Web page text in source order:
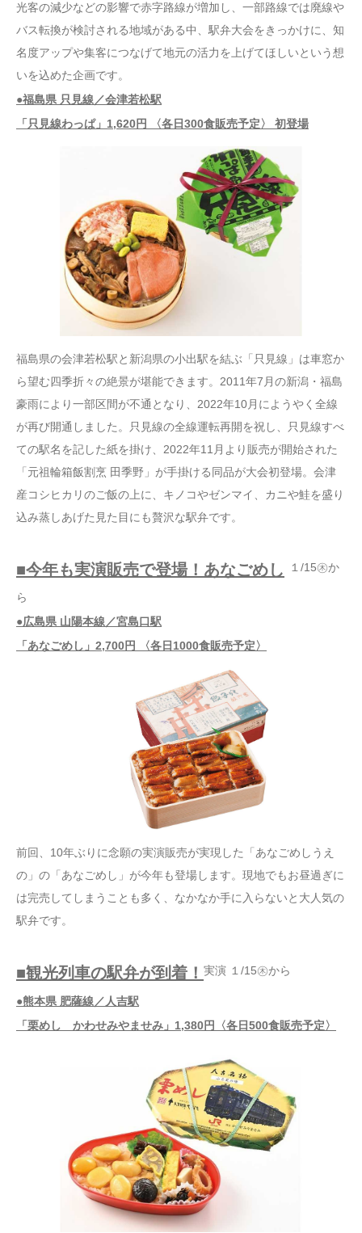
光客の減少などの影響で赤字路線が増加し、一部路線では廃線や
バス転換が検討される地域がある中、駅弁大会をきっかけに、知
名度アップや集客につなげて地元の活力を上げてほしいという想
いを込めた企画です。
●福島県 只見線／会津若松駅
「只見線わっぱ」1,620円 〈各日300食販売予定〉 初登場
福島県の会津若松駅と新潟県の小出駅を結ぶ「只見線」は車窓か
ら望む四季折々の絶景が堪能できます。2011年7月の新潟・福島
豪雨により一部区間が不通となり、2022年10月にようやく全線
が再び開通しました。只見線の全線運転再開を祝し、只見線すべ
ての駅名を記した紙を掛け、2022年11月より販売が開始された
「元祖輪箱飯割烹 田季野」が手掛ける同品が大会初登場。会津
産コシヒカリのご飯の上に、キノコやゼンマイ、カニや鮭を盛り
込み蒸しあげた見た目にも贅沢な駅弁です。
■今年も実演販売で登場！あなごめし １/15㊍か
ら
●広島県 山陽本線／宮島口駅
「あなごめし」2,700円 〈各日1000食販売予定〉
前回、10年ぶりに念願の実演販売が実現した「あなごめしうえ
の」の「あなごめし」が今年も登場します。現地でもお昼過ぎに
は完売してしまうことも多く、なかなか手に入らないと大人気の
駅弁です。
■観光列車の駅弁が到着！ 実演 １/15㊍から
●熊本県 肥薩線／人吉駅
「栗めし かわせみやませみ」1,380円〈各日500食販売予定〉